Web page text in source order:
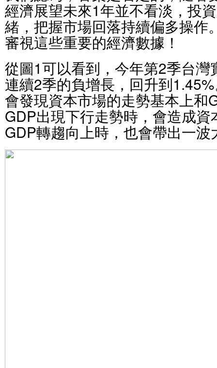
經濟展望未來1年並不看淡，投
緒，把握市場回落持續偏多操作
審視這些重要的經濟數據！
從圖1可以看到，今年第2季台
連續2季的負增長，回升到
會發現資本市場的走勢基本上和
GDP出現下行走勢時，會造成
GDP轉趨向上時，也會帶出一波